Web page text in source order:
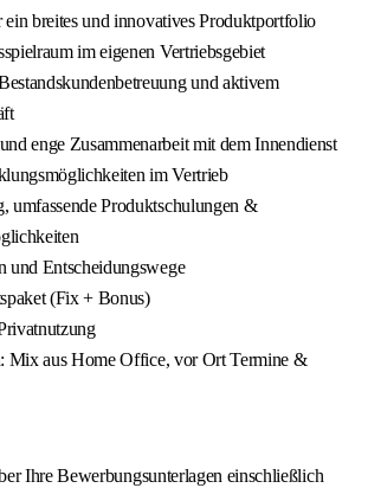
breites und innovatives Produktportfolio
im eigenen Vertriebsgebiet
und aktivem
enge Zusammenarbeit mit dem Innendienst
im Vertrieb
umfassende Produktschulungen &
und Entscheidungswege
(Fix + Bonus)
Mix aus Home Office, vor Ort Termine &
Ihre Bewerbungsunterlagen einschließlich